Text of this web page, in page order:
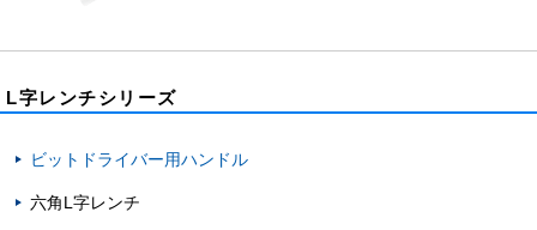
L字レンチシリーズ
ビットドライバー用ハンドル
六角L字レンチ